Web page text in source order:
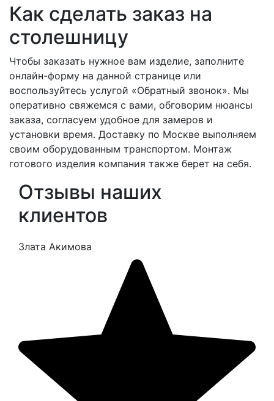
Как сделать заказ на
столешницу
Чтобы заказать нужное вам изделие, заполните
онлайн-форму на данной странице или
воспользуйтесь услугой «Обратный звонок». Мы
оперативно свяжемся с вами, обговорим нюансы
заказа, согласуем удобное для замеров и
установки время. Доставку по Москве выполняем
своим оборудованным транспортом. Монтаж
готового изделия компания также берет на себя.
Отзывы наших
клиентов
Злата Акимова